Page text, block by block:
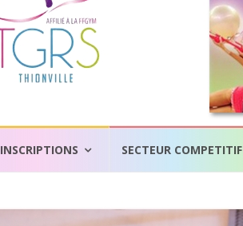
INSCRIPTIONS SECTEUR COMPETITIF